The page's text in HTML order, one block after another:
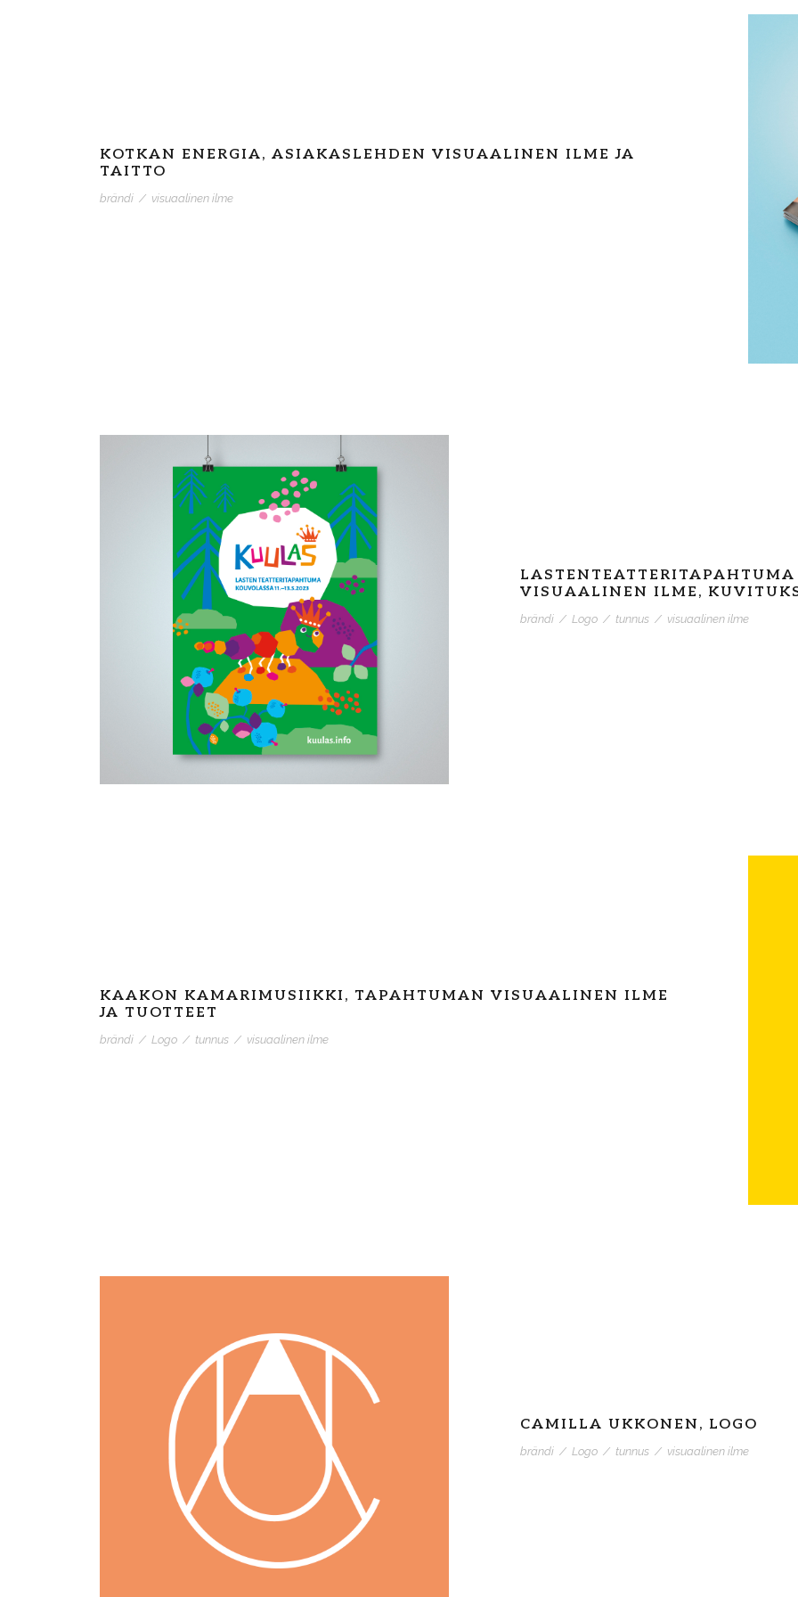
KOTKAN ENERGIA, ASIAKASLEHDEN VISUAALINEN ILME JA
TAITTO
brändi / visuaalinen ilme
VISUAALINEN ILME,
brändi / Logo / tunnus / visuaalinen ilme
KAAKON KAMARIMUSIIKKI, TAPAHTUMAN VISUAALINEN ILME
JA TUOTTEET
brändi / Logo / tunnus / visuaalinen ilme
CAMILLA UKKONEN, LOGO
brändi / Logo / tunnus / visuaalinen ilme